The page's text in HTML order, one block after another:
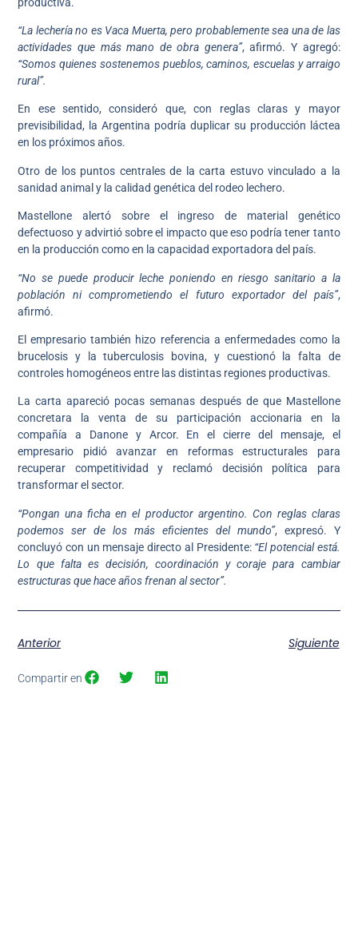
“La lechería no es Vaca Muerta, pero probablemente sea una de las
actividades que más mano de obra genera”, afirmó. Y agregó:
“Somos quienes sostenemos pueblos, caminos, escuelas y arraigo
rural”.
En ese sentido, consideró que, con reglas claras y mayor
previsibilidad, la Argentina podría duplicar su producción láctea
en los próximos años.
Otro de los puntos centrales de la carta estuvo vinculado a la
sanidad animal y la calidad genética del rodeo lechero.
Mastellone alertó sobre el ingreso de material genético
defectuoso y advirtió sobre el impacto que eso podría tener tanto
en la producción como en la capacidad exportadora del país.
“No se puede producir leche poniendo en riesgo sanitario a la
población ni comprometiendo el futuro exportador del país”,
afirmó.
El empresario también hizo referencia a enfermedades como la
brucelosis y la tuberculosis bovina, y cuestionó la falta de
controles homogéneos entre las distintas regiones productivas.
La carta apareció pocas semanas después de que Mastellone
concretara la venta de su participación accionaria en la
compañía a Danone y Arcor. En el cierre del mensaje, el
empresario pidió avanzar en reformas estructurales para
recuperar competitividad y reclamó decisión política para
transformar el sector.
“Pongan una ficha en el productor argentino. Con reglas claras
podemos ser de los más eficientes del mundo”, expresó. Y
concluyó con un mensaje directo al Presidente: “El potencial está.
Lo que falta es decisión, coordinación y coraje para cambiar
estructuras que hace años frenan al sector”.
Anterior Siguiente
Compartir en